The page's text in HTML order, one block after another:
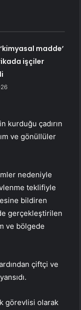
madde’
işçiler
kurduğu çadırın
ve gönüllüler
nedeniyle
teklifiyle
bildiren
gerçekleştirilen
ve bölgede
çiftçi ve
görevlisi olarak